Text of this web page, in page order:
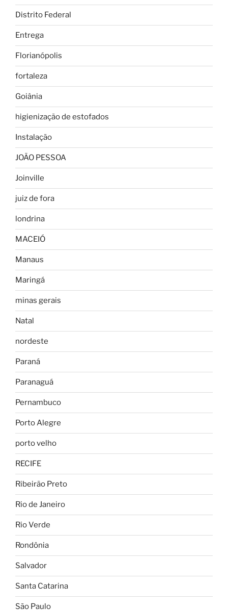
Distrito Federal
Entrega
Florianópolis
fortaleza
Goiânia
higienização de estofados
Instalação
JOÃO PESSOA
Joinville
juiz de fora
londrina
MACEIÓ
Manaus
Maringá
minas gerais
Natal
nordeste
Paraná
Paranaguá
Pernambuco
Porto Alegre
porto velho
RECIFE
Ribeirão Preto
Rio de Janeiro
Rio Verde
Rondônia
Salvador
Santa Catarina
São Paulo